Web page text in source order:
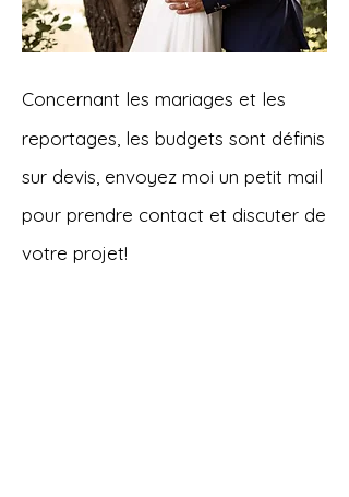
Concernant les mariages et les
reportages, les budgets sont définis
sur devis, envoyez moi un petit mail
pour prendre contact et discuter de
votre projet!